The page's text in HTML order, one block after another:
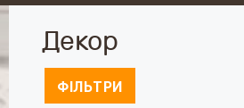
Декор
ФІЛЬТРИ